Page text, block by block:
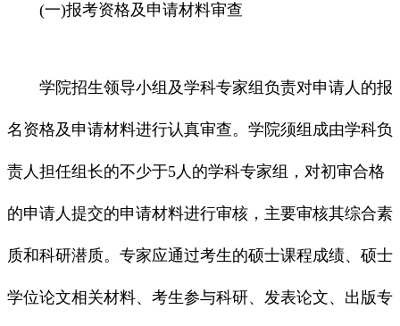
(一)报考资格及申请材料审查
学院招生领导小组及学科专家组负责对申请人的报
名资格及申请材料进行认真审查。学院须组成由学科负
责人担任组长的不少于5人的学科专家组，对初审合格
的申请人提交的申请材料进行审核，主要审核其综合素
质和科研潜质。专家应通过考生的硕士课程成绩、硕士
学位论文相关材料、考生参与科研、发表论文、出版专